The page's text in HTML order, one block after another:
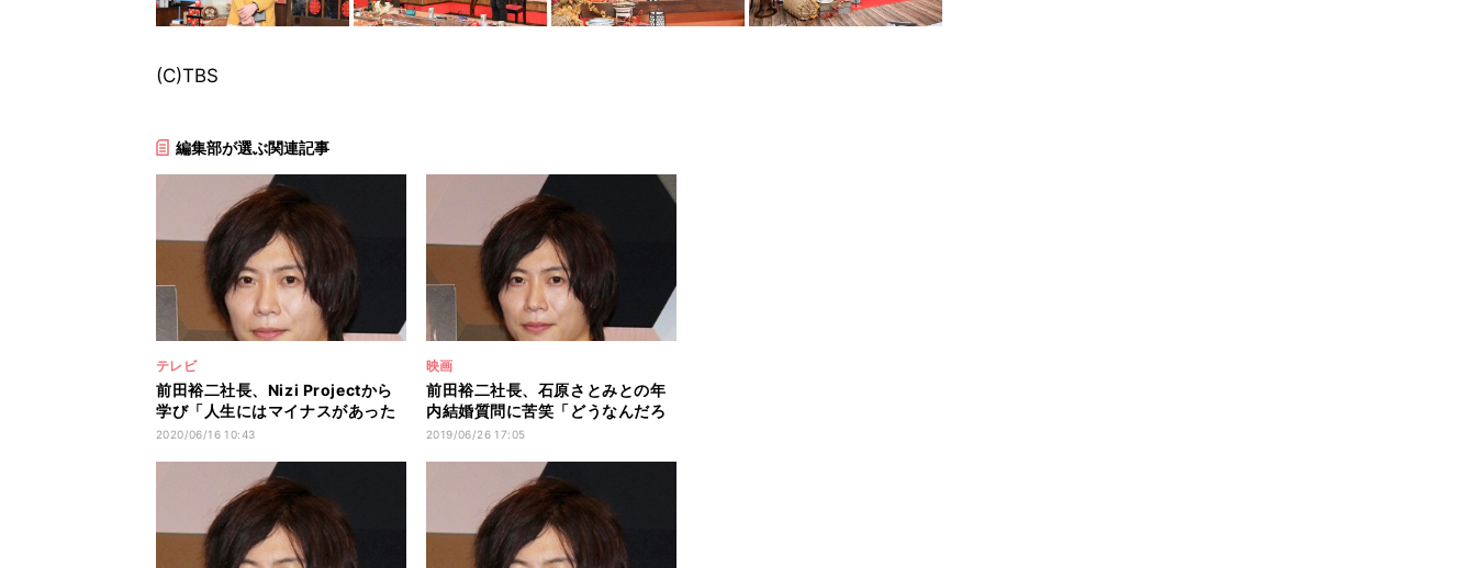
(C)TBS
編集部が選ぶ関連記事
テレビ
前田裕二社長、Nizi Projectから
学び「人生にはマイナスがあった
方がいい」
2020/06/16 10:43
映画
前田裕二社長、石原さとみとの年
内結婚質問に苦笑「どうなんだろ
う」
2019/06/26 17:05